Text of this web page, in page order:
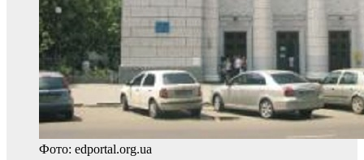
Фото: edportal.org.ua